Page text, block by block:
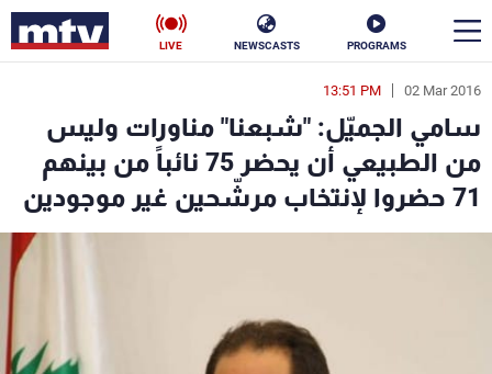
PROGRAMS
NEWSCASTS
LIVE
02 Mar 2016
13:51 PM
سامي الجميّل: "شبعنا" مناورات وليس
من الطبيعي أن يحضر 75 نائباً من بينهم
71 حضروا لإنتخاب مرشّحين غير موجودين
en
الأخبار
سياسة ناس